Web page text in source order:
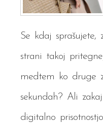
Se kdaj sprašujete,
strani takoj
medtem ko druge
sekundah? Ali
digitalno